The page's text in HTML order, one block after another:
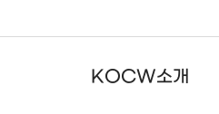
KOCW소개